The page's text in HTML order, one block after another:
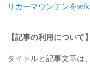
リカーマウンテンを
【記事の利用について】
タイトルと記事文章は